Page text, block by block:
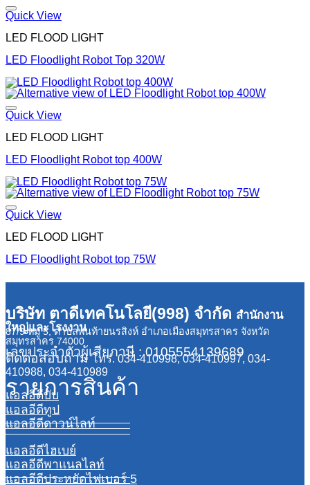
Quick View
LED FLOOD LIGHT
LED Floodlight Robot Top 320W
Quick View
LED FLOOD LIGHT
LED Floodlight Robot top 400W
Quick View
LED FLOOD LIGHT
LED Floodlight Robot top 75W
บริษัท ตาดีเทคโนโลยี(998) จำกัด สำนักงาน
ใหญ่และโรงงาน
87/9 หมู่ 5, ตำบลพันท้ายนรสิงห์ อำเภอเมืองสมุทรสาคร จังหวัด
สมุทรสาคร 74000
เลขประจำตัวผู้เสียภาษี : 0105554139689
ติดต่อสอบถามโทร. 034-410998, 034-410997, 034-
410988, 034-410989
รายการสินค้า
แอลอีดีบับ
แอลอีดีทูป
แอลอีดีดาวน์ไลท์
แอลอีดีไฮเบย์
แอลอีดีพาแนลไลท์
แอลอีดีประหยัดไฟเบอร์ 5